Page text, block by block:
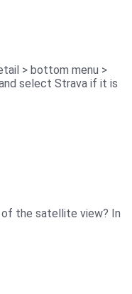
> bottom menu >
select Strava if it is
of the satellite view? In